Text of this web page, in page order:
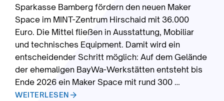
Sparkasse Bamberg fördern den neuen Maker
Space im MINT-Zentrum Hirschaid mit 36.000
Euro. Die Mittel fließen in Ausstattung, Mobiliar
und technisches Equipment. Damit wird ein
entscheidender Schritt möglich: Auf dem Gelände
der ehemaligen BayWa-Werkstätten entsteht bis
Ende 2026 ein Maker Space mit rund 300 …
WEITERLESEN arrow_forward